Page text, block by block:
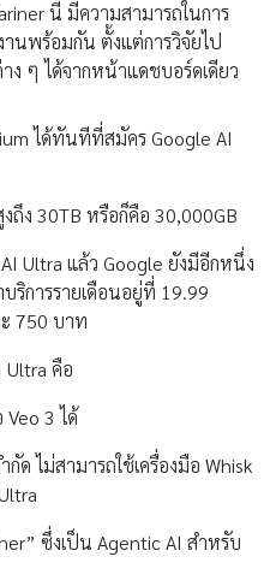
นี้ มีความสามารถในการ
านพร้อมกัน ตั้งแต่การวิจัยไป
ง ๆ ได้จากหน้าแดชบอร์ดเดียว
ได้ทันทีที่สมัคร Google AI
ถึง 30TB หรือก็คือ 30,000GB
Ultra แล้ว Google ยังมีอีกหนึ่ง
ริการรายเดือนอยู่ที่ 19.99
750 บาท
Ultra คือ
Veo 3 ได้
ด ไม่สามารถใช้เครื่องมือ Whisk
ซึ่งเป็น Agentic AI สำหรับ